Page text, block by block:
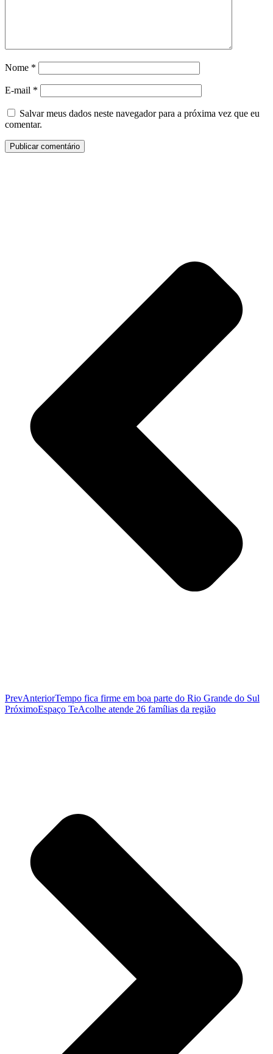
Nome *
E-mail *
Salvar meus dados neste navegador para a próxima vez que eu
comentar.
PrevAnteriorTempo fica firme em boa parte do Rio Grande do Sul
PróximoEspaço TeAcolhe atende 26 famílias da região